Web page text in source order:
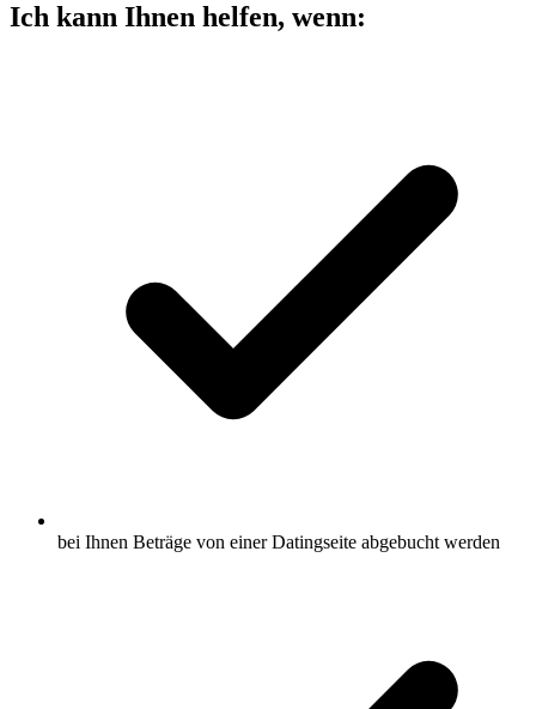
Ich kann Ihnen helfen, wenn:
bei Ihnen Beträge von einer Datingseite abgebucht werden